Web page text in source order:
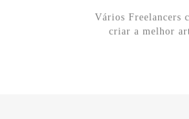
Vários Freelancers
criar a melhor